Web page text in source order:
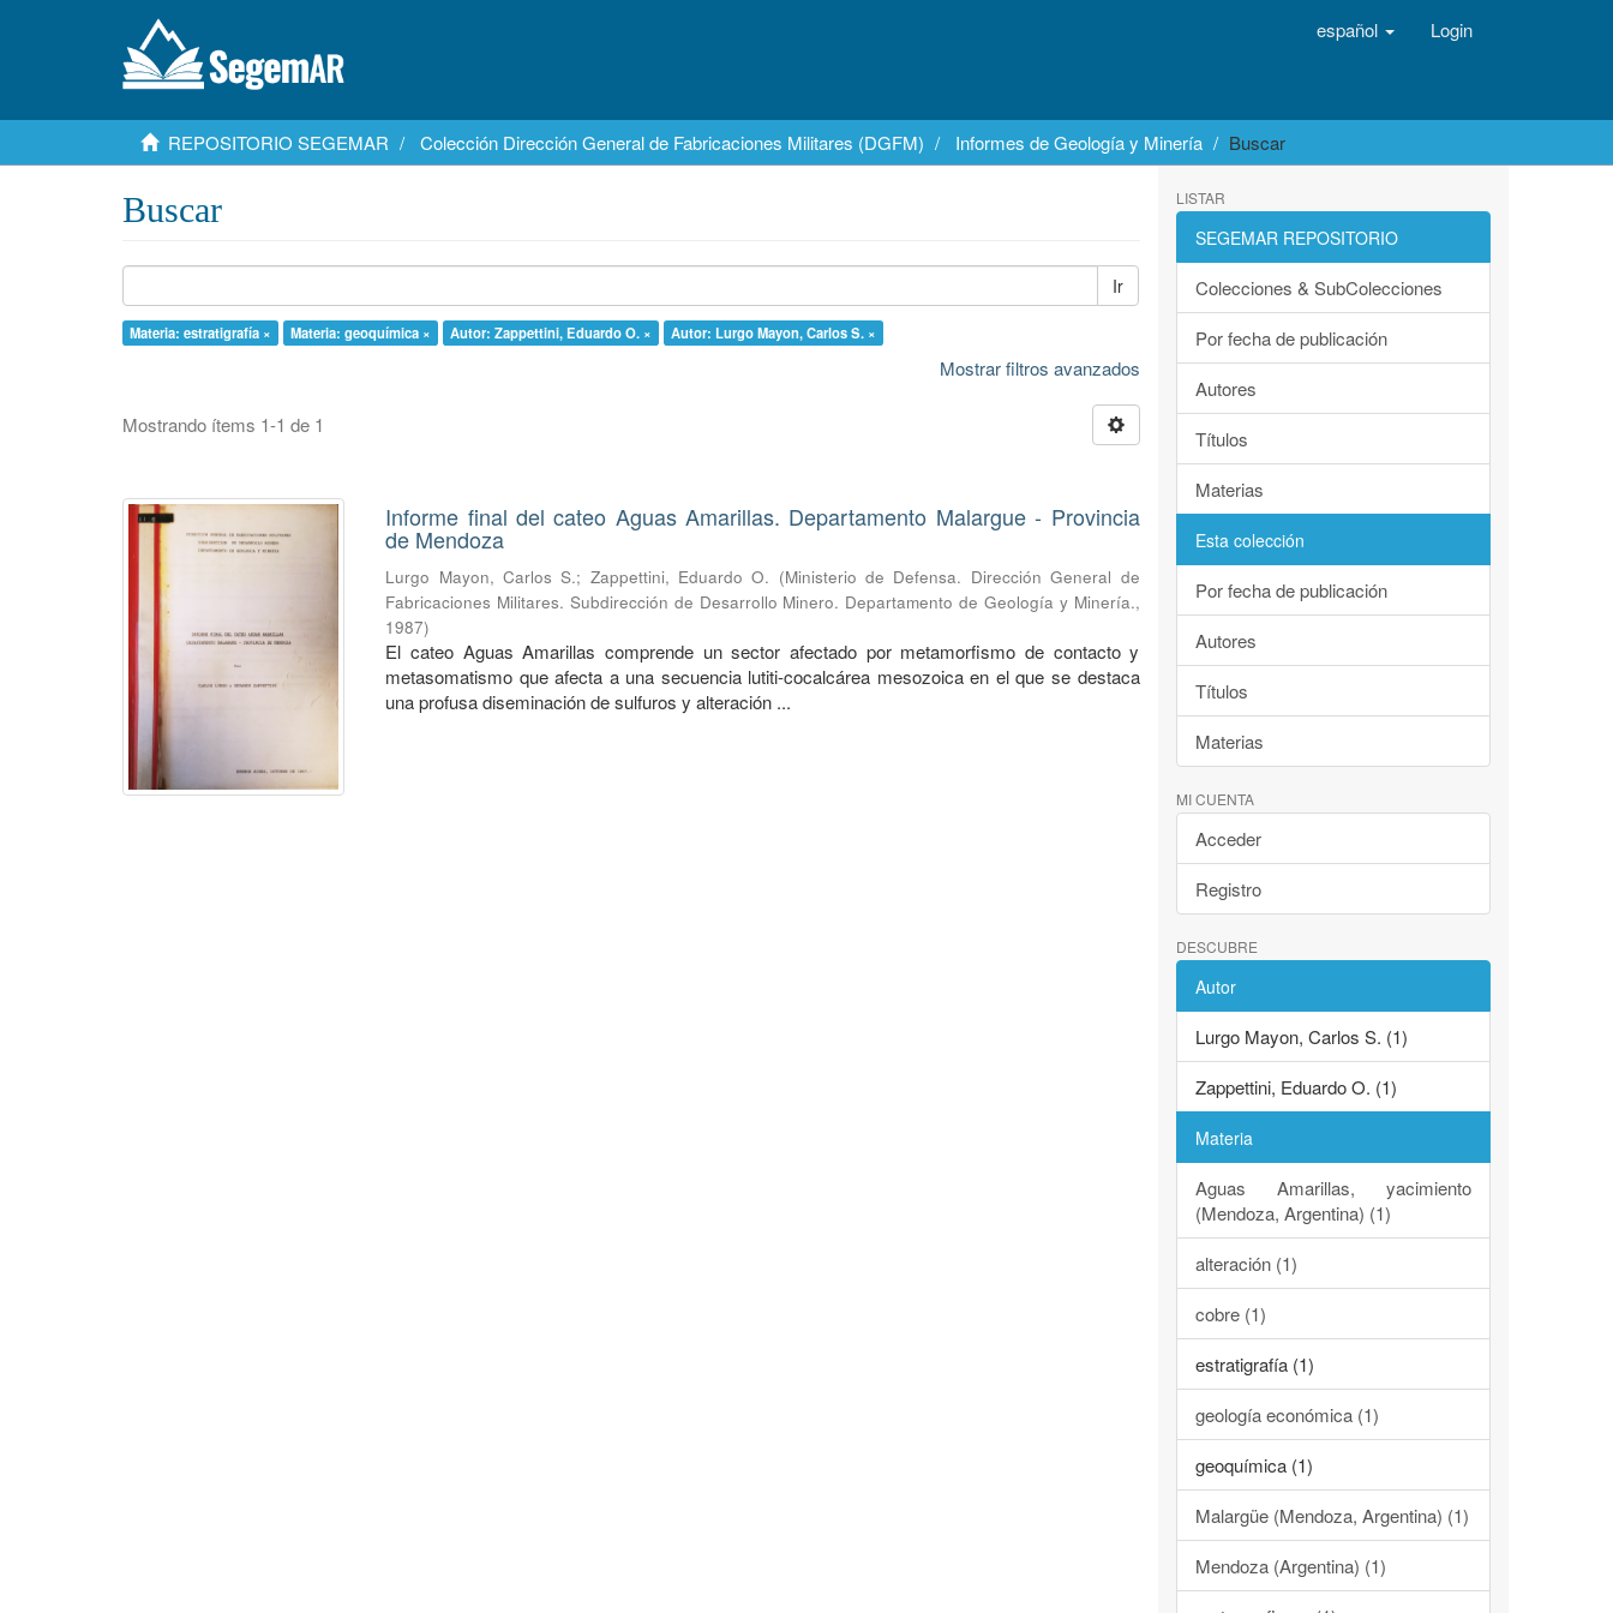
español Login
REPOSITORIO SEGEMAR Colección Dirección General de Fabricaciones Militares (DGFM) Informes de Geología y Minería Buscar
Buscar
Ir
Materia: estratigrafía × Materia: geoquímica × Autor: Zappettini, Eduardo O. × Autor: Lurgo Mayon, Carlos S. ×
Mostrar filtros avanzados
Mostrando ítems 1-1 de 1
Informe final del cateo Aguas Amarillas. Departamento Malargue - Provincia
de Mendoza
Lurgo Mayon, Carlos S.; Zappettini, Eduardo O. (Ministerio de Defensa. Dirección General de
Fabricaciones Militares. Subdirección de Desarrollo Minero. Departamento de Geología y Minería.,
1987)
El cateo Aguas Amarillas comprende un sector afectado por metamorfismo de contacto y
metasomatismo que afecta a una secuencia lutiti-cocalcárea mesozoica en el que se destaca
una profusa diseminación de sulfuros y alteración ...
LISTAR
SEGEMAR REPOSITORIO
Colecciones & SubColecciones
Por fecha de publicación
Autores
Títulos
Materias
Esta colección
Por fecha de publicación
Autores
Títulos
Materias
MI CUENTA
Acceder
Registro
DESCUBRE
Autor
Lurgo Mayon, Carlos S. (1)
Zappettini, Eduardo O. (1)
Materia
Aguas Amarillas, yacimiento
(Mendoza, Argentina) (1)
alteración (1)
cobre (1)
estratigrafía (1)
geología económica (1)
geoquímica (1)
Malargüe (Mendoza, Argentina) (1)
Mendoza (Argentina) (1)